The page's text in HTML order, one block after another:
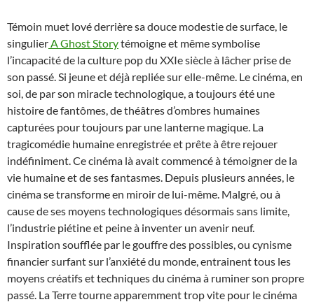
Témoin muet lové derrière sa douce modestie de surface, le
singulierA Ghost Storytémoigne et même symbolise
l’incapacité de la culture pop du XXIe siècle à lâcher prise de
son passé. Si jeune et déjà repliée sur elle-même. Le cinéma, en
soi, de par son miracle technologique, a toujours été une
histoire de fantômes, de théâtres d’ombres humaines
capturées pour toujours par une lanterne magique. La
tragicomédie humaine enregistrée et prête à être rejouer
indéfiniment. Ce cinéma là avait commencé à témoigner de la
vie humaine et de ses fantasmes. Depuis plusieurs années, le
cinéma se transforme en miroir de lui-même. Malgré, ou à
cause de ses moyens technologiques désormais sans limite,
l’industrie piétine et peine à inventer un avenir neuf.
Inspiration soufflée par le gouffre des possibles, ou cynisme
financier surfant sur l’anxiété du monde, entrainent tous les
moyens créatifs et techniques du cinéma à ruminer son propre
passé. La Terre tourne apparemment trop vite pour le cinéma